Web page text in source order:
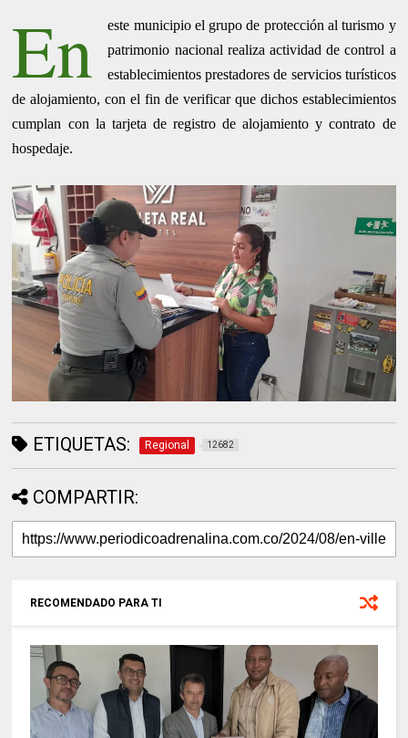
En
este municipio el grupo de protección al turismo y
patrimonio nacional realiza actividad de control a
establecimientos prestadores de servicios turísticos
de alojamiento, con el fin de verificar que dichos establecimientos
cumplan con la tarjeta de registro de alojamiento y contrato de
hospedaje.
ETIQUETAS: Regional 12682
COMPARTIR:
RECOMENDADO PARA TI